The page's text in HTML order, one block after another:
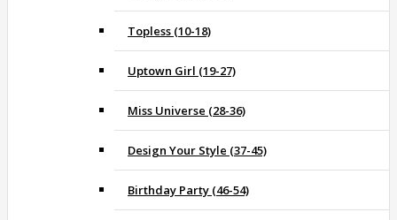
Topless (10-18)
Uptown Girl (19-27)
Miss Universe (28-36)
Design Your Style (37-45)
Birthday Party (46-54)